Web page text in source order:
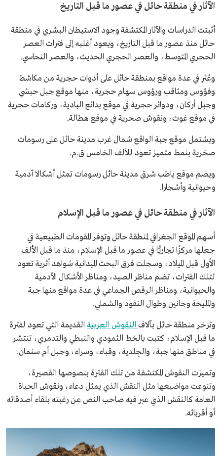
الآثار في منطقة حائل في عصور ما قبل التاريخ
أثبتت الدراسات والآثار المكتشفة وجود الاستيطان البشري في منطقة
حائل منذ عصور ما قبل التاريخ، ويعود أغلبه إلى فترات العصر
الحجري المتوسط، والعصر الحجري الحديث، والعصر النحاسي.
وعُثر في عدة مواقع بمنطقة حائل على أدوات حجرية من مكاشط
وفؤوس ومثاقب ورؤوس سهام حجرية، منها موقع جبل حبشي
وجبل أركان، ودوائر حجرية في موقع بدائع البادية، وركامات حجرية
في موقع غوث، ونقوش صخرية في موقع هطالة.
ويشتمل موقع جبة الواقع شمال غرب مدينة حائل على رسومات
صخرية بنمط متميز تعود للألف الخامس ق.م.
ويضم موقع ياطب شرق مدينة حائل رسومات تمثل أشكالا آدمية
وحيوانية وأشجارا.
الآثار في منطقة حائل في عصور ما قبل الإسلام
أسهم الموقع الجغرافي لمنطقة حائل وتوفر المقومات الطبيعية في
جعلها مركزًا تجاريًّا في عصور ما قبل الإسلام، منذ ما قبل الألف
الأول قبل الميلاد، وسجلت فرق البحث الميدانية شواهد أثرية تعود
لتلك الفترات، تضم مناظر الصيد، ومناظر الأشكال الآدمية
والحيوانية، ومناظر الرقص الجماعي في عدة مواقع منها جبة
والمليحة وجانين وطوال النفود والشملي.
وتزخر منطقة حائل بآلاف النقوش العربية القديمة التي تعود لفترة
ما قبل الإسلام، كتبت بالخط الثمودي والنبطي والتدمري، تنتشر
في مناطق منها جبة، والجِلدية، وقباء، وسراء، وجبل أم سنمان.
وتميزت النقوش المكتشفة من تلك الفترة بنصوصها القصيرة،
وتنوعت مواضيعها مثل النقش الذي يمثل دعاء، ونقوش الحياة
العامة كالنقش الذي عبر فيه صاحب النص عن رغبته بلقاء أصدقائه
أو أقربائه.